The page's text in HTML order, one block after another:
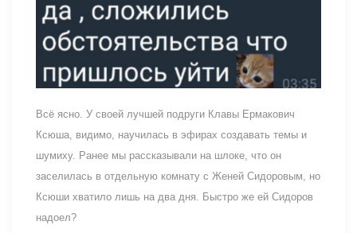
Всё ясно. У своей лучшей подруги Клавы Ермакович
Ксюша, видимо, научилась в эфирах создавать темы и
шумиху. Ранее мы рассказывали на шлоке, что он
заселилась в отдельную комнату с Женей Сидоровым, но
Ксюши хватило лишь на два дня. Быстро же ей Сидоров
надоел?